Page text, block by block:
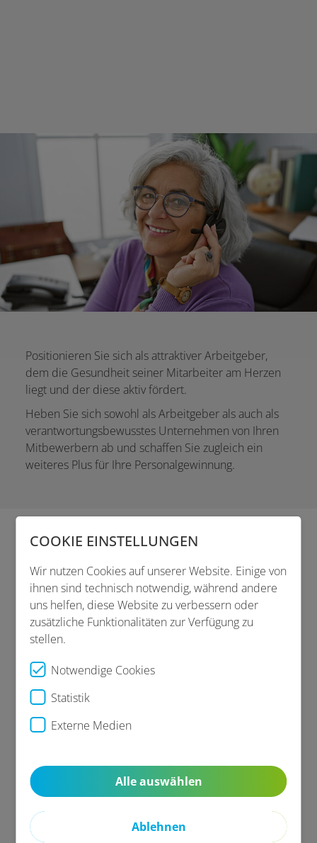
Positionieren Sie sich als attraktiver Arbeitgeber,
dem die Gesundheit seiner Mitarbeiter am Herzen
liegt und der diese aktiv fördert.
Heben Sie sich sowohl als Arbeitgeber als auch als
verantwortungsbewusstes Unternehmen von Ihren
Mitbewerbern ab und schaffen Sie zugleich ein
weiteres Plus für Ihre Personalgewinnung.
Nutzen Sie Ihre Chance
Nutzen Sie die Chancen, die g wie gesund, Ihre 24-
Stunden-Gesundheitshotline, Ihnen und Ihren
Mitarbeitern bietet.
Denn nur gesunde und motivierte Mitarbeiter
Erhalt der Produktivität und dem nachhaltigen Erfolg
Das sagen unsere Kunden und
Das Gesundheitstelefon ist für uns ein echter
Mehrwert in der Mitarbeiterbetreuung. Unsere
COOKIE EINSTELLUNGEN
Wir nutzen Cookies auf unserer Website. Einige von
ihnen sind technisch notwendig, während andere
uns helfen, diese Website zu verbessern oder
zusätzliche Funktionalitäten zur Verfügung zu
stellen.
Notwendige Cookies
Statistik
Externe Medien
Alle auswählen
Ablehnen